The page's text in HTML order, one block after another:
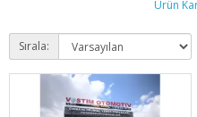
Ürün
Sırala: